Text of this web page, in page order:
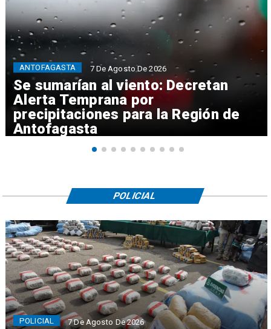
Se sumarían al viento: Decretan
Alerta Temprana por
precipitaciones para la Región de
Antofagasta
ANTOFAGASTA 7 De Agosto De 2026
POLICIAL 7 De Agosto De 2026
POLICIAL